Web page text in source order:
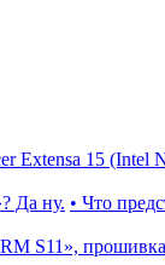
Extensa 15 (Intel
Да ну. • Что
S11», прошивка